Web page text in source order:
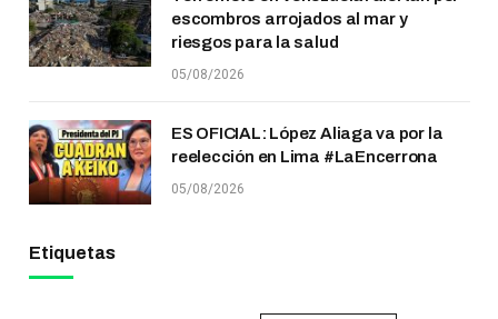
escombros arrojados al mar y
riesgos para la salud
05/08/2026
ES OFICIAL: López Aliaga va por la
reelección en Lima #LaEncerrona
05/08/2026
Etiquetas